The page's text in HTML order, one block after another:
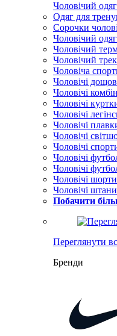
Чоловічий одяг
Одяг для
Сорочки
Чоловічий
Чоловічий
Чоловічий
Чоловіча
Чоловічі
Чоловічі
Чоловічі
Чоловічі
Чоловічі
Чоловічі
Чоловічі
Чоловічі
Чоловічі
Чоловічі шорти
Чоловічі штани
Побачити
Переглянути
Бренди